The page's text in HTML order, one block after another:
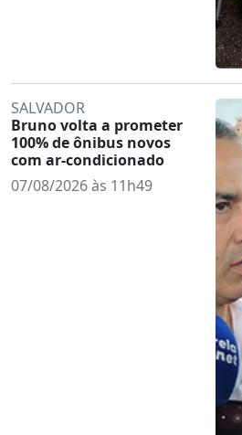
SALVADOR
Bruno volta a prometer
100% de ônibus novos
com ar-condicionado
07/08/2026 às 11h49